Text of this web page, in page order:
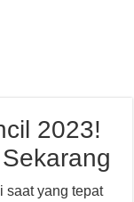
2023!
saat yang tepat